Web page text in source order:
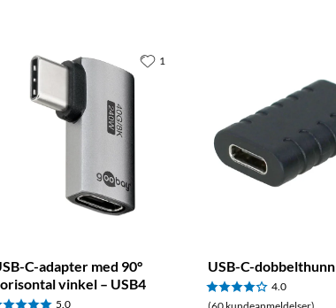
C-adapter med 90°
vinkel – USB4
5.0
1
USB-C-dobbelthunn
4.0